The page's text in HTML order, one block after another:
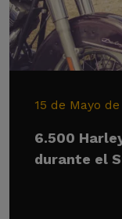
15 de Mayo de
6.500
durante el